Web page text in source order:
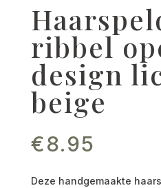
ribbel
design
beige
€8.95
Deze handgemaakte